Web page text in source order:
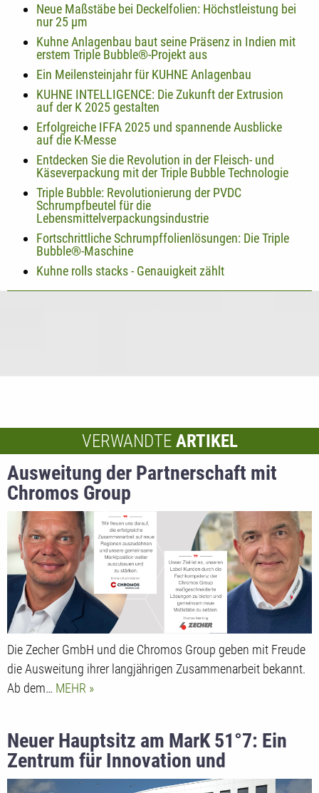
Neue Maßstäbe bei Deckelfolien: Höchstleistung bei
nur 25 µm
Kuhne Anlagenbau baut seine Präsenz in Indien mit
erstem Triple Bubble®-Projekt aus
Ein Meilensteinjahr für KUHNE Anlagenbau
KUHNE INTELLIGENCE: Die Zukunft der Extrusion
auf der K 2025 gestalten
Erfolgreiche IFFA 2025 und spannende Ausblicke
auf die K-Messe
Entdecken Sie die Revolution in der Fleisch- und
Käseverpackung mit der Triple Bubble Technologie
Triple Bubble: Revolutionierung der PVDC
Schrumpfbeutel für die
Lebensmittelverpackungsindustrie
Fortschrittliche Schrumpffolienlösungen: Die Triple
Bubble®-Maschine
Kuhne rolls stacks - Genauigkeit zählt
VERWANDTE ARTIKEL
Ausweitung der Partnerschaft mit
Chromos Group
Die Zecher GmbH und die Chromos Group geben mit Freude
die Ausweitung ihrer langjährigen Zusammenarbeit bekannt.
Ab dem… MEHR
Neuer Hauptsitz am MarK 51°7: Ein
Zentrum für Innovation und
Nachhaltigkeit